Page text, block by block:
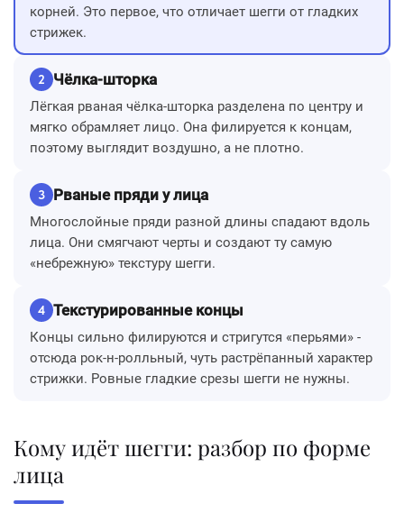
корней. Это первое, что отличает шегги от гладких
стрижек.
2 Чёлка-шторка
Лёгкая рваная чёлка-шторка разделена по центру и
мягко обрамляет лицо. Она филируется к концам,
поэтому выглядит воздушно, а не плотно.
3 Рваные пряди у лица
Многослойные пряди разной длины спадают вдоль
лица. Они смягчают черты и создают ту самую
«небрежную» текстуру шегги.
4 Текстурированные концы
Концы сильно филируются и стригутся «перьями» -
отсюда рок-н-ролльный, чуть растрёпанный характер
стрижки. Ровные гладкие срезы шегги не нужны.
Кому идёт шегги: разбор по форме
лица